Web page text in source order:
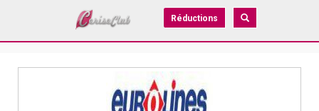
Réductions